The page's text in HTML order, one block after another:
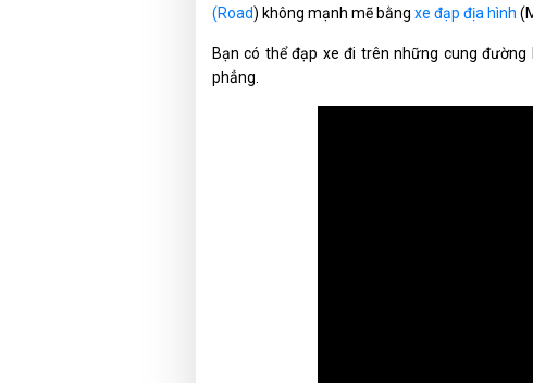
(Road) không mạnh mẽ bằng xe đạp địa hình
Bạn có thể đạp xe đi trên những cung
phẳng.